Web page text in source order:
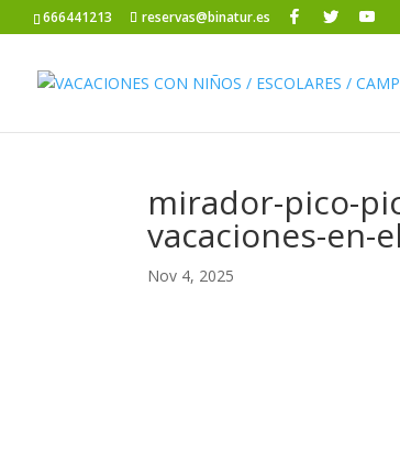
666441213 reservas@binatur.es
mirador-pico-
vacaciones-en-
Nov 4, 2025